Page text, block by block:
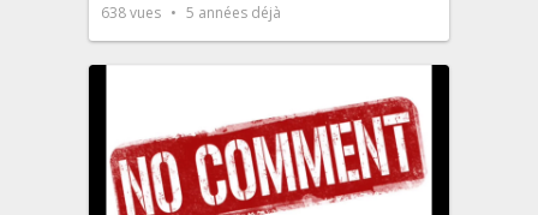
638vues 5 années déjà